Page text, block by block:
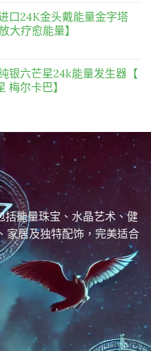
口24K金头戴能量金字塔
大疗愈能量】
银六芒星24k能量发生器【
梅尔卡巴】
括能量珠宝、水晶艺术、健
家居及独特配饰，完美适合